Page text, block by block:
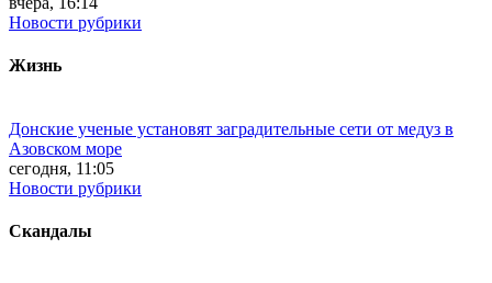
Новости рубрики
Жизнь
Донские ученые установят заградительные сети от медуз в
Азовском море
сегодня, 11:05
Новости рубрики
Скандалы